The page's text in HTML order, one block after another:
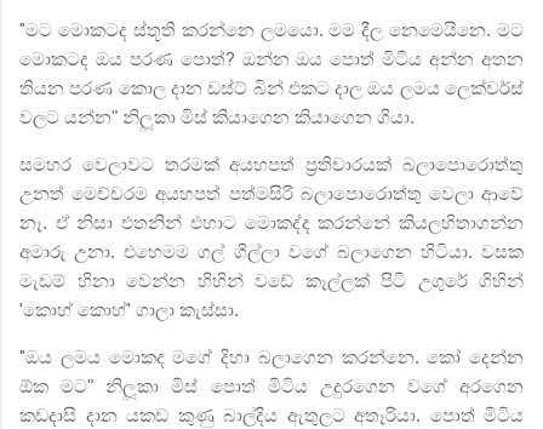
"මට මොකටද ස්තූති කරන්නෙ ලමයො. මම දීල නෙමෙයිනෙ. මට
මොකටද ඔය පරණ පොත්? ඔන්න ඔය පොත් මිටිය අන්න අතන
තියන පරණ කොල දාන ඩස්ට් බින් එකට දාල ඔය ලමය ලෙක්චර්ස්
වලට යන්න" නිලූකා මිස් කියාගෙන කියාගෙන ගියා.
සමහර වෙලාවට තරමක් අයහපත් ප්‍රතිචාරයක් බලාපොරොත්තු
උනත් මෙච්චරම අයහපත් පත්මසිරි බලාපොරොත්තු වෙලා ආවේ
නෑ. ඒ නිසා එතනින් එහාට මොකද්ද කරන්නේ කියලහිතාගන්න
අමාරු උනා. එහෙමම ගල් ගිල්ලා වගේ බලාගෙන හිටියා. වසක
මැඩම් හිනා වෙන්න හිහින් වඩේ කෑල්ලක් පිටි උගුරේ ගිහින්
'කොහ් කොහ්' ගාලා කැස්සා.
"ඔය ලමය මොකද මගේ දිහා බලාගෙන කරන්නෙ. කෝ දෙන්න
ඕක මට" නිලූකා මිස් පොත් මිටිය උදුරගෙන වගේ අරගෙන
කඩදාසි දාන යකඩ කුණු බාල්දිය ඇතුලට අතෑරියා. පොත් මිටිය